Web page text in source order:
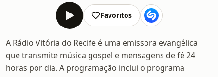
Favoritos
A Rádio Vitória do Recife é uma emissora evangélica
que transmite música gospel e mensagens de fé 24
horas por dia. A programação inclui o programa